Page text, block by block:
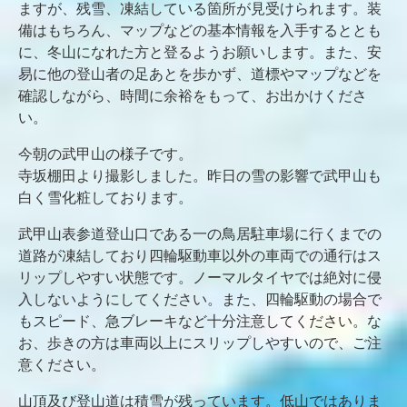
ますが、残雪、凍結している箇所が見受けられます。装
備はもちろん、マップなどの基本情報を入手するととも
に、冬山になれた方と登るようお願いします。また、安
易に他の登山者の足あとを歩かず、道標やマップなどを
確認しながら、時間に余裕をもって、お出かけくださ
い。
今朝の武甲山の様子です。
寺坂棚田より撮影しました。昨日の雪の影響で武甲山も
白く雪化粧しております。
武甲山表参道登山口である一の鳥居駐車場に行くまでの
道路が凍結しており四輪駆動車以外の車両での通行はス
リップしやすい状態です。ノーマルタイヤでは絶対に侵
入しないようにしてください。また、四輪駆動の場合で
もスピード、急ブレーキなど十分注意してください。な
お、歩きの方は車両以上にスリップしやすいので、ご注
意ください。
山頂及び登山道は積雪が残っています。低山ではありま